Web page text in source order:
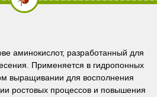
аминокислот, разработанный для
Применяется в гидропонных
выращивании для восполнения
ростовых процессов и повышения